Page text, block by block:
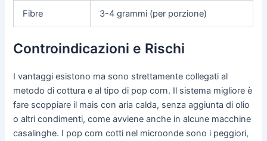
Fibre 3-4 grammi (per porzione)
Controindicazioni e Rischi
I vantaggi esistono ma sono strettamente collegati al
metodo di cottura e al tipo di pop corn. Il sistema migliore è
fare scoppiare il mais con aria calda, senza aggiunta di olio
o altri condimenti, come avviene anche in alcune macchine
casalinghe. I pop corn cotti nel microonde sono i peggiori,